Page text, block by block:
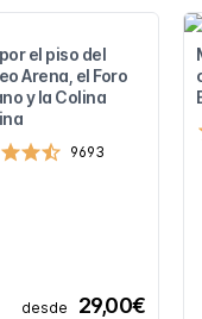
el piso del
Arena, el Foro
y la Colina
9693
desde 29,00€